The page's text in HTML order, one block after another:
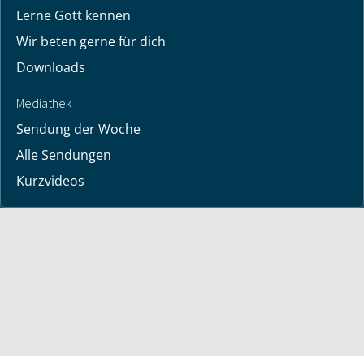
Lerne Gott kennen
Wir beten gerne für dich
Downloads
Mediathek
Sendung der Woche
Alle Sendungen
Kurzvideos